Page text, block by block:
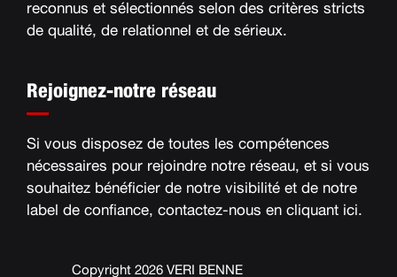
reconnus et sélectionnés selon des critères stricts
de qualité, de relationnel et de sérieux.
Rejoignez-notre réseau
Si vous disposez de toutes les compétences
nécessaires pour rejoindre notre réseau, et si vous
souhaitez bénéficier de notre visibilité et de notre
label de confiance, contactez-nous en cliquant ici.
Copyright 2026 VERI BENNE